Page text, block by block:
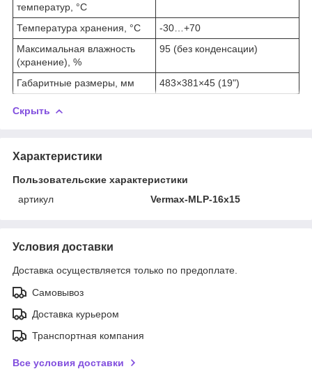
температур, °C
Температура хранения, °C
-30…+70
Максимальная влажность
(хранение), %
95 (без конденсации)
Габаритные размеры, мм 483×381×45 (19")
Скрыть
Характеристики
Пользовательские характеристики
артикул
Vermax-MLP-16x15
Условия доставки
Доставка осуществляется только по предоплате.
Самовывоз
Доставка курьером
Транспортная компания
Все условия доставки